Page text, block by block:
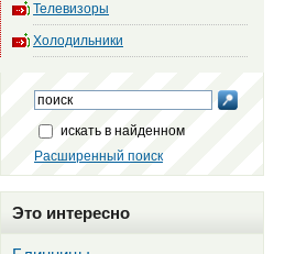
Телевизоры
Холодильники
искать в найденном
Расширенный поиск
Это интересно